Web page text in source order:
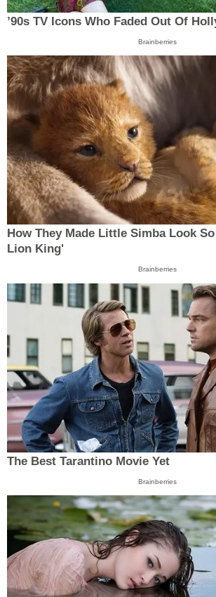
’90s TV Icons Who Faded Out Of
Brainberries
How They Made Little Simba Look
Lion King'
Brainberries
The Best Tarantino Movie Yet
Brainberries